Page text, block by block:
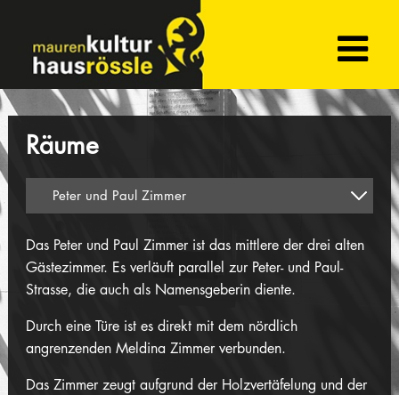
Räume
Das Peter und Paul Zimmer ist das mittlere der drei alten
Gästezimmer. Es verläuft parallel zur Peter- und Paul-
Strasse, die auch als Namensgeberin diente.
Durch eine Türe ist es direkt mit dem nördlich
angrenzenden Meldina Zimmer verbunden.
Das Zimmer zeugt aufgrund der Holzvertäfelung und der